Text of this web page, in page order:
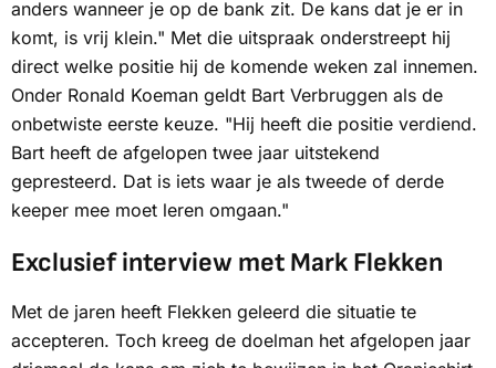
anders wanneer je op de bank zit. De kans dat je er in
komt, is vrij klein." Met die uitspraak onderstreept hij
direct welke positie hij de komende weken zal innemen.
Onder Ronald Koeman geldt Bart Verbruggen als de
onbetwiste eerste keuze. "Hij heeft die positie verdiend.
Bart heeft de afgelopen twee jaar uitstekend
gepresteerd. Dat is iets waar je als tweede of derde
keeper mee moet leren omgaan."
Exclusief interview met Mark Flekken
Met de jaren heeft Flekken geleerd die situatie te
accepteren. Toch kreeg de doelman het afgelopen jaar